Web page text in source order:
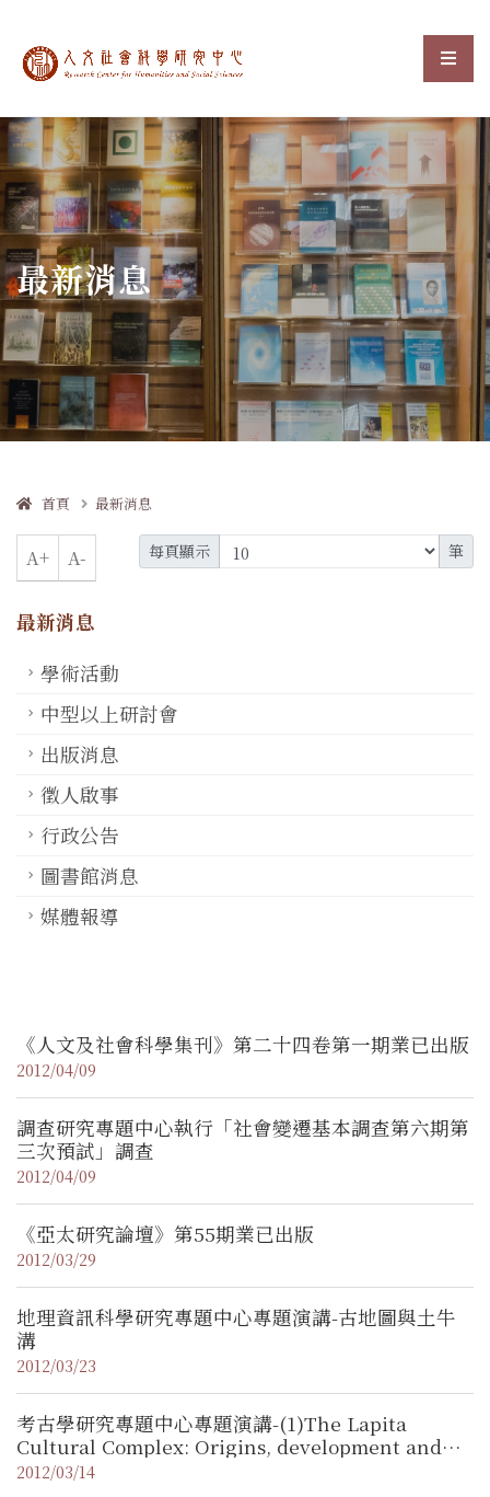
中央研究院人文社會科選
:::
最新消息
首頁 最新消息
A+ A- 每頁顯示 筆
最新消息
學術活動
中型以上研討會
出版消息
徵人啟事
行政公告
圖書館消息
媒體報導
《人文及社會科學集刊》第二十四卷第一期業已出版
2012/04/09
調查研究專題中心執行「社會變遷基本調查第六期第
三次預試」調查
2012/04/09
《亞太研究論壇》第55期業已出版
2012/03/29
地理資訊科學研究專題中心專題演講-古地圖與土牛
溝
2012/03/23
考古學研究專題中心專題演講-(1)The Lapita
Cultural Complex: Origins, development and
demise in the Bismarck Archipelago, Papua
2012/03/14